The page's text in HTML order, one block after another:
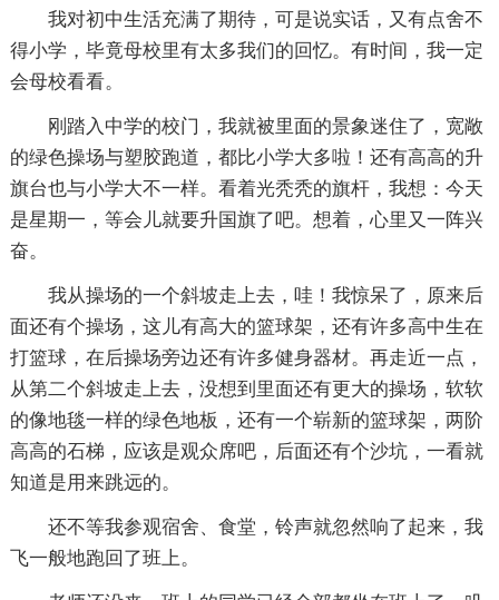
我对初中生活充满了期待，可是说实话，又有点舍不
得小学，毕竟母校里有太多我们的回忆。有时间，我一定
会母校看看。
刚踏入中学的校门，我就被里面的景象迷住了，宽敞
的绿色操场与塑胶跑道，都比小学大多啦！还有高高的升
旗台也与小学大不一样。看着光秃秃的旗杆，我想：今天
是星期一，等会儿就要升国旗了吧。想着，心里又一阵兴
奋。
我从操场的一个斜坡走上去，哇！我惊呆了，原来后
面还有个操场，这儿有高大的篮球架，还有许多高中生在
打篮球，在后操场旁边还有许多健身器材。再走近一点，
从第二个斜坡走上去，没想到里面还有更大的操场，软软
的像地毯一样的绿色地板，还有一个崭新的篮球架，两阶
高高的石梯，应该是观众席吧，后面还有个沙坑，一看就
知道是用来跳远的。
还不等我参观宿舍、食堂，铃声就忽然响了起来，我
飞一般地跑回了班上。